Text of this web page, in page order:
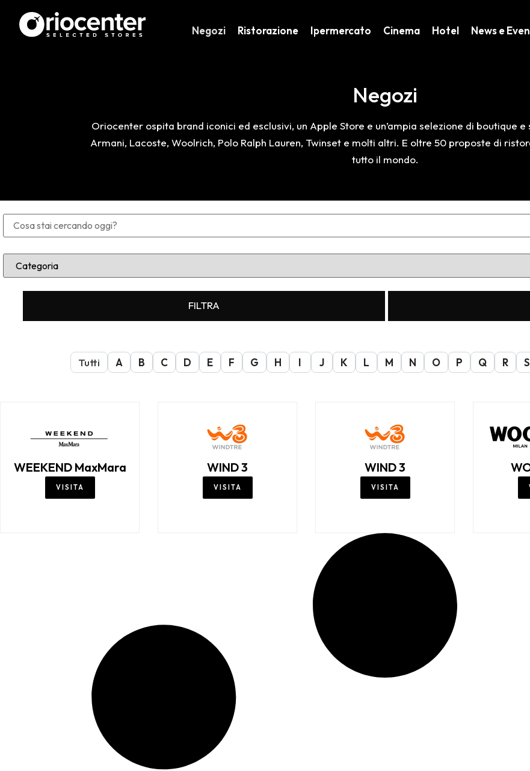
Negozi Ristorazione Ipermercato Cinema Hotel News e
Negozi
Oriocenter ospita brand iconici ed esclusivi, un Apple Store e un’ampia selezione di boutique
Armani, Lacoste, Woolrich, Polo Ralph Lauren, Twinset e molti altri. E oltre 50 proposte di
tutto il mondo.
FILTRA
Tutti A B C D E F G H I J K L M N O P Q R S
WEEKEND MaxMara
VISITA
WIND 3
VISITA
WIND 3
VISITA